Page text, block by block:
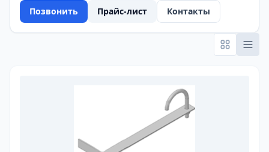
Позвонить
Прайс-лист Контакты